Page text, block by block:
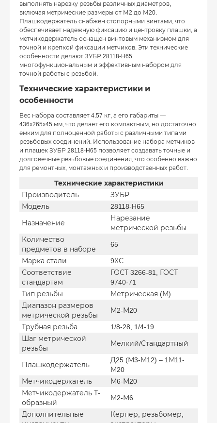
выполнять нарезку резьбы различных диаметров,
включая метрические размеры от М2 до М20.
Плашкодержатель снабжен стопорными винтами, что
обеспечивает надежную фиксацию и центровку плашки, а
метчикодержатель оснащен винтовым механизмом для
точной и крепкой фиксации метчиков. Эти технические
особенности делают ЗУБР 28118-H65
многофункциональным и эффективным набором для
точной работы с резьбой.
Технические характеристики и
особенности
Вес набора составляет 4.57 кг, а его габариты —
436х265х45 мм, что делает его компактным, но достаточно
емким для полноценной работы с различными типами
резьбовых соединений. Использование набора метчиков
и плашек ЗУБР 28118-H65 позволяет создавать точные и
долговечные резьбовые соединения, что особенно важно
для ремонтных, монтажных и производственных работ.
Технические характеристики
Производитель
ЗУБР
Модель
28118-H65
Назначение
Нарезание
метрической резьбы
Количество
предметов в наборе
65
Марка стали
9ХС
Соответствие
стандартам
ГОСТ 3266-81, ГОСТ
9740-71
Тип резьбы
Метрическая (М)
Диапазон размеров
метрической резьбы
М2-М20
Трубная резьба
1/8-28, 1/4-19
Шаг метрической
резьбы
Мелкий/Стандартный
Плашкодержатель
Д25 (М3-М12) – 1М11-
М20
Метчикодержатель
М6-М20
Метчикодержатель Т-
образный
М2-М6
Дополнительные
Кернер, резьбомер,